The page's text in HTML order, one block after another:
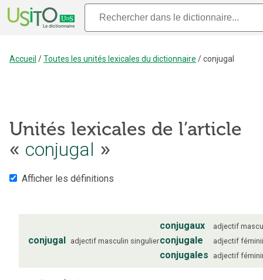
Accueil /Toutes les unités lexicales du dictionnaire /conjugal
Unités lexicales de l’article
« conjugal »
Afficher les définitions
conjugal adjectif masculin singulier
conjugaux adjectif
conjugale adjectif
conjugales adjectif